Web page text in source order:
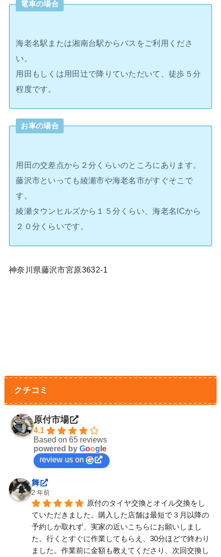
電車の場合
海老名駅または湘南台駅からバスをご利用くださ
い。
用田もしくは用田辻で降りていただいて、徒歩５分
程度です。
お車の場合
用田の交差点から２分くらいのところにあります。
藤沢市といっても綾瀬市や海老名市がすぐそこで
す。
綾瀬タウンヒルズから１５分くらい、海老名ICから
２０分くらいです。
神奈川県藤沢市宮原3632-1
クチコミ
原付市場
4.1
Based on 65 reviews
powered by Goog e
review us on
舞
2 年前
原付のタイヤ交換とオイル交換をし
ていただきました。購入した店舗は最短で３月以降の
予約しか取れず、実家の近いこちらにお願いしまし
た。行くとすぐに作業してもらえ、30分ほどで終わり
ました。作業前に金額も教えてくださり、次回交換し